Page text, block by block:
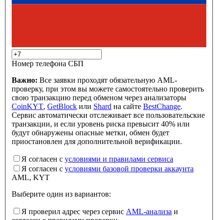
Номер телефона СБП
Важно: Все заявки проходят обязательную AML-
проверку, при этом вы можете самостоятельно проверить
свою транзакцию перед обменом через анализаторы
CoinKYT, GetBlock или Shard на сайте BestChange.
Сервис автоматически отслеживает все пользовательские
транзакции, и если уровень риска превысит 40% или
будут обнаружены опасные метки, обмен будет
приостановлен для дополнительной верификации.
Я согласен с условиями и правилами сервиса
Я согласен с условиями базовой проверки аккаунта
AML, KYT
Выберите один из вариантов:
Я проверил адрес через сервис AML-анализа и